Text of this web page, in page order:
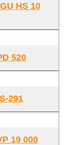
HS 10
520
291
19 000